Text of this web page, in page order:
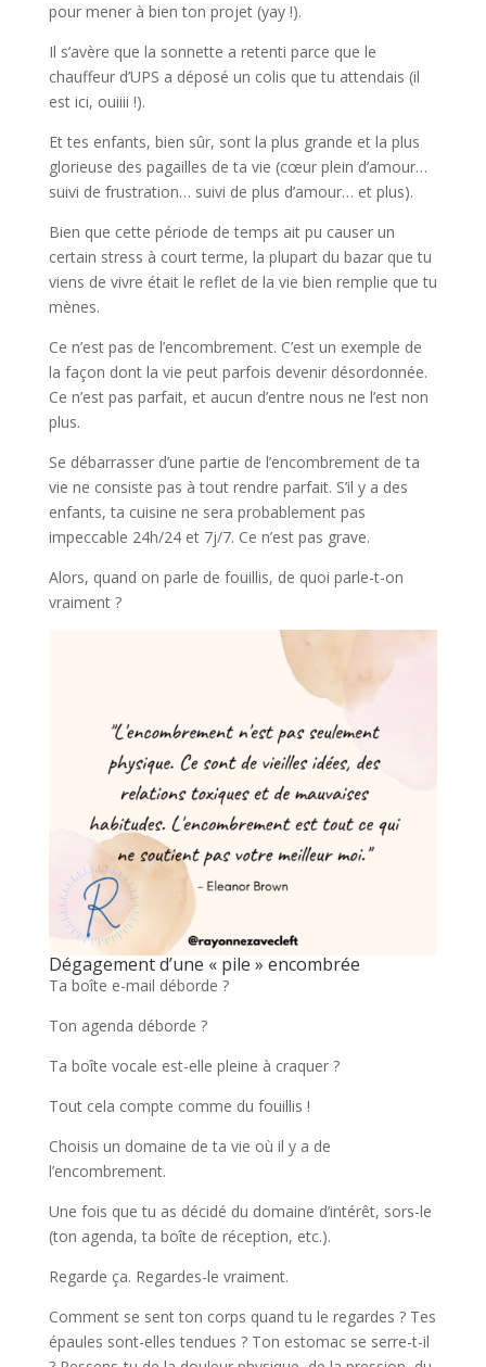
pour mener à bien ton projet (yay !).
Il s’avère que la sonnette a retenti parce que le
chauffeur d’UPS a déposé un colis que tu attendais (il
est ici, ouiiii !).
Et tes enfants, bien sûr, sont la plus grande et la plus
glorieuse des pagailles de ta vie (cœur plein d’amour…
suivi de frustration… suivi de plus d’amour… et plus).
Bien que cette période de temps ait pu causer un
certain stress à court terme, la plupart du bazar que tu
viens de vivre était le reflet de la vie bien remplie que tu
mènes.
Ce n’est pas de l’encombrement. C’est un exemple de
la façon dont la vie peut parfois devenir désordonnée.
Ce n’est pas parfait, et aucun d’entre nous ne l’est non
plus.
Se débarrasser d’une partie de l’encombrement de ta
vie ne consiste pas à tout rendre parfait. S’il y a des
enfants, ta cuisine ne sera probablement pas
impeccable 24h/24 et 7j/7. Ce n’est pas grave.
Alors, quand on parle de fouillis, de quoi parle-t-on
vraiment ?
Dégagement d’une « pile » encombrée
Ta boîte e-mail déborde ?
Ton agenda déborde ?
Ta boîte vocale est-elle pleine à craquer ?
Tout cela compte comme du fouillis !
Choisis un domaine de ta vie où il y a de
l’encombrement.
Une fois que tu as décidé du domaine d’intérêt, sors-le
(ton agenda, ta boîte de réception, etc.).
Regarde ça. Regardes-le vraiment.
Comment se sent ton corps quand tu le regardes ? Tes
épaules sont-elles tendues ? Ton estomac se serre-t-il